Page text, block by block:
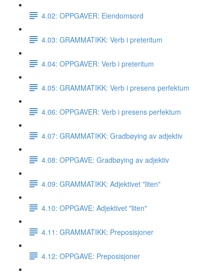
4.02: OPPGAVER: Eiendomsord
4.03: GRAMMATIKK: Verb i preteritum
4.04: OPPGAVER: Verb i preteritum
4.05: GRAMMATIKK: Verb i presens perfektum
4.06: OPPGAVER: Verb i presens perfektum
4.07: GRAMMATIKK: Gradbøying av adjektiv
4.08: OPPGAVE: Gradbøying av adjektiv
4.09: GRAMMATIKK: Adjektivet "liten"
4.10: OPPGAVE: Adjektivet "liten"
4.11: GRAMMATIKK: Preposisjoner
4.12: OPPGAVE: Preposisjoner